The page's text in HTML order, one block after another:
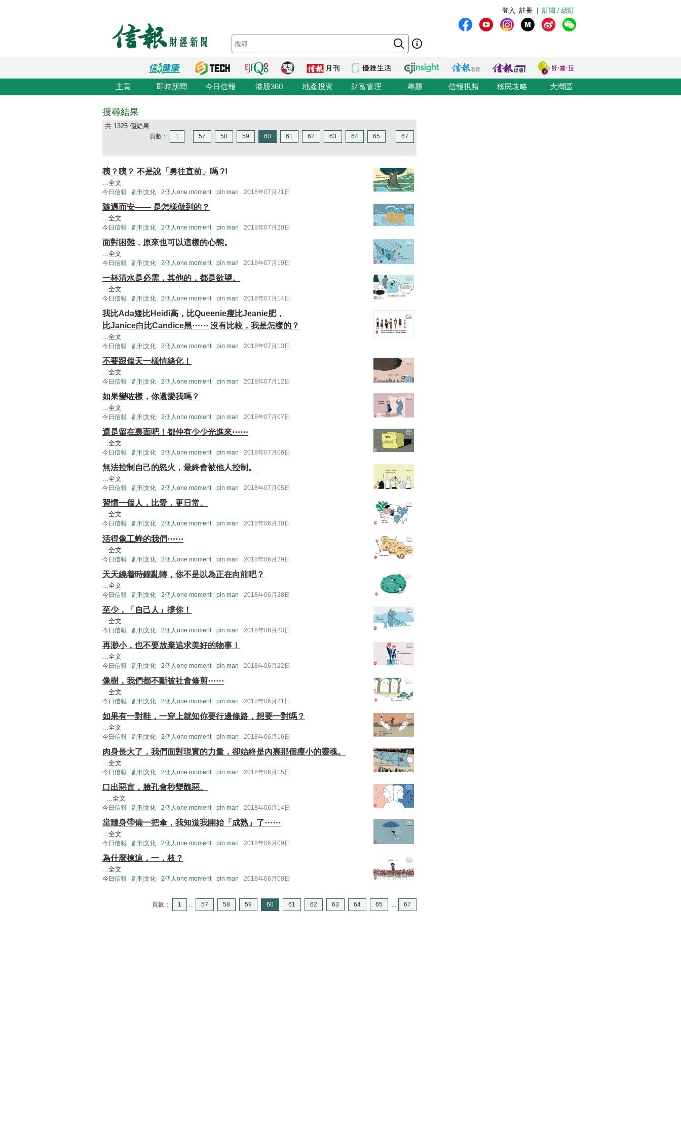
訂閱 / 續訂
註冊
登入
主頁 即時新聞 今日信報 港股360 地產投資 財富管理 專題 信報視頻 移民攻略 大灣區
搜尋結果
共 1325 個結果
頁數： 1 ... 57 58 59 60 61 62 63 64 65 ... 67
咦？咦？ 不是說「勇往直前」嗎 ?!
...全文
今日信報 副刊文化 2個人one moment pin man 2018年07月21日
隨遇而安—— 是怎樣做到的？
...全文
今日信報 副刊文化 2個人one moment pin man 2018年07月20日
面對困難，原來也可以這樣的心態。
...全文
今日信報 副刊文化 2個人one moment pin man 2018年07月19日
一杯清水是必需，其他的，都是欲望。
...全文
今日信報 副刊文化 2個人one moment pin man 2018年07月14日
我比Ada矮比Heidi高，比Queenie瘦比Jeanie肥，
比Janice白比Candice黑⋯⋯ 沒有比較，我是怎樣的？
...全文
今日信報 副刊文化 2個人one moment pin man 2018年07月13日
不要跟個天一樣情緒化！
...全文
今日信報 副刊文化 2個人one moment pin man 2018年07月12日
如果變咗樣，你還愛我嗎？
...全文
今日信報 副刊文化 2個人one moment pin man 2018年07月07日
還是留在裏面吧！都仲有少少光進來⋯⋯
...全文
今日信報 副刊文化 2個人one moment pin man 2018年07月06日
無法控制自己的怒火，最終會被他人控制。
...全文
今日信報 副刊文化 2個人one moment pin man 2018年07月05日
習慣一個人，比愛，更日常。
...全文
今日信報 副刊文化 2個人one moment pin man 2018年06月30日
活得像工蜂的我們⋯⋯
...全文
今日信報 副刊文化 2個人one moment pin man 2018年06月29日
天天繞着時鐘亂轉，你不是以為正在向前吧？
...全文
今日信報 副刊文化 2個人one moment pin man 2018年06月28日
至少，「自己人」撐你！
...全文
今日信報 副刊文化 2個人one moment pin man 2018年06月23日
再渺小，也不要放棄追求美好的物事！
...全文
今日信報 副刊文化 2個人one moment pin man 2018年06月22日
像樹，我們都不斷被社會修剪⋯⋯
...全文
今日信報 副刊文化 2個人one moment pin man 2018年06月21日
如果有一對鞋，一穿上就知你要行邊條路，想要一對嗎？
...全文
今日信報 副刊文化 2個人one moment pin man 2018年06月16日
肉身長大了，我們面對現實的力量，卻始終是內裏那個瘦小的靈魂。
...全文
今日信報 副刊文化 2個人one moment pin man 2018年06月15日
口出惡言，臉孔會秒變醜惡。
...全文
今日信報 副刊文化 2個人one moment pin man 2018年06月14日
當隨身帶備一把傘，我知道我開始「成熟」了⋯⋯
...全文
今日信報 副刊文化 2個人one moment pin man 2018年06月09日
為什麼揀這．一．枝？
...全文
今日信報 副刊文化 2個人one moment pin man 2018年06月08日
頁數： 1 57 58 59 60 61 62 63 64 65 67